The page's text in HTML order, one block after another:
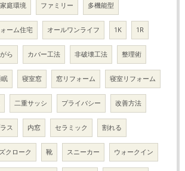
家庭環境 ファミリー 多機能型
ーム住宅 オールワンライフ 1K 1R
ら カバー工法 非破壊工法 整理術
寝室窓 窓リフォーム 寝室リフォーム
二重サッシ プライバシー 改善方法
ス 内窓 セラミック 割れる
クローク 靴 スニーカー ウォークイン